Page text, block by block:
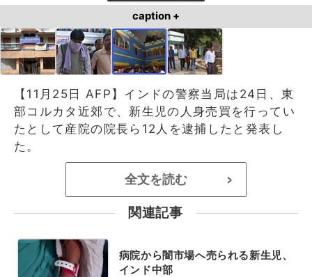
caption +
【11月25日 AFP】インドの警察当局は24日、東
部コルカタ近郊で、新生児の人身売買を行ってい
たとして産院の院長ら12人を逮捕したと発表し
た。
全文を読む >
関連記事
病院から闇市場へ売られる新生児、
インド中部